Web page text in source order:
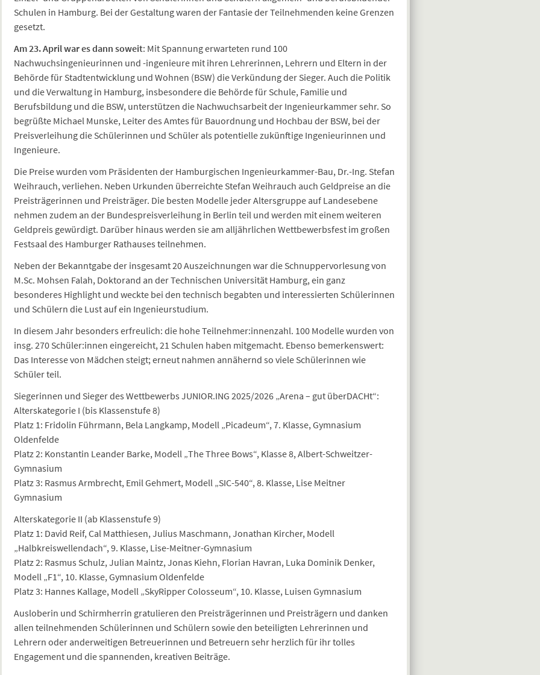
Schulen in Hamburg. Bei der Gestaltung waren der Fantasie der Teilnehmenden keine Grenzen
gesetzt.
Am 23. April war es dann soweit: Mit Spannung erwarteten rund 100
Nachwuchsingenieurinnen und -ingenieure mit ihren Lehrerinnen, Lehrern und Eltern in der
Behörde für Stadtentwicklung und Wohnen (BSW) die Verkündung der Sieger. Auch die Politik
und die Verwaltung in Hamburg, insbesondere die Behörde für Schule, Familie und
Berufsbildung und die BSW, unterstützen die Nachwuchsarbeit der Ingenieurkammer sehr. So
begrüßte Michael Munske, Leiter des Amtes für Bauordnung und Hochbau der BSW, bei der
Preisverleihung die Schülerinnen und Schüler als potentielle zukünftige Ingenieurinnen und
Ingenieure.
Die Preise wurden vom Präsidenten der Hamburgischen Ingenieurkammer-Bau, Dr.-Ing. Stefan
Weihrauch, verliehen. Neben Urkunden überreichte Stefan Weihrauch auch Geldpreise an die
Preisträgerinnen und Preisträger. Die besten Modelle jeder Altersgruppe auf Landesebene
nehmen zudem an der Bundespreisverleihung in Berlin teil und werden mit einem weiteren
Geldpreis gewürdigt. Darüber hinaus werden sie am alljährlichen Wettbewerbsfest im großen
Festsaal des Hamburger Rathauses teilnehmen.
Neben der Bekanntgabe der insgesamt 20 Auszeichnungen war die Schnuppervorlesung von
M.Sc. Mohsen Falah, Doktorand an der Technischen Universität Hamburg, ein ganz
besonderes Highlight und weckte bei den technisch begabten und interessierten Schülerinnen
und Schülern die Lust auf ein Ingenieurstudium.
In diesem Jahr besonders erfreulich: die hohe Teilnehmer:innenzahl. 100 Modelle wurden von
insg. 270 Schüler:innen eingereicht, 21 Schulen haben mitgemacht. Ebenso bemerkenswert:
Das Interesse von Mädchen steigt; erneut nahmen annähernd so viele Schülerinnen wie
Schüler teil.
Siegerinnen und Sieger des Wettbewerbs JUNIOR.ING 2025/2026 „Arena – gut überDACHt“:
Alterskategorie I (bis Klassenstufe 8)
Platz 1: Fridolin Führmann, Bela Langkamp, Modell „Picadeum“, 7. Klasse, Gymnasium
Oldenfelde
Platz 2: Konstantin Leander Barke, Modell „The Three Bows“, Klasse 8, Albert-Schweitzer-
Gymnasium
Platz 3: Rasmus Armbrecht, Emil Gehmert, Modell „SIC-540“, 8. Klasse, Lise Meitner
Gymnasium
Alterskategorie II (ab Klassenstufe 9)
Platz 1: David Reif, Cal Matthiesen, Julius Maschmann, Jonathan Kircher, Modell
„Halbkreiswellendach“, 9. Klasse, Lise-Meitner-Gymnasium
Platz 2: Rasmus Schulz, Julian Maintz, Jonas Kiehn, Florian Havran, Luka Dominik Denker,
Modell „F1“, 10. Klasse, Gymnasium Oldenfelde
Platz 3: Hannes Kallage, Modell „SkyRipper Colosseum“, 10. Klasse, Luisen Gymnasium
Ausloberin und Schirmherrin gratulieren den Preisträgerinnen und Preisträgern und danken
allen teilnehmenden Schülerinnen und Schülern sowie den beteiligten Lehrerinnen und
Lehrern oder anderweitigen Betreuerinnen und Betreuern sehr herzlich für ihr tolles
Engagement und die spannenden, kreativen Beiträge.